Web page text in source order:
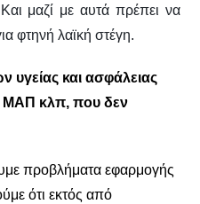
μαζί με αυτά πρέπει να
φτηνήλαϊκή στέγη.
και ασφάλειας
ΜΑΠ κλπ, που δεν
προβλήματα εφαρμογής
ότι εκτός από